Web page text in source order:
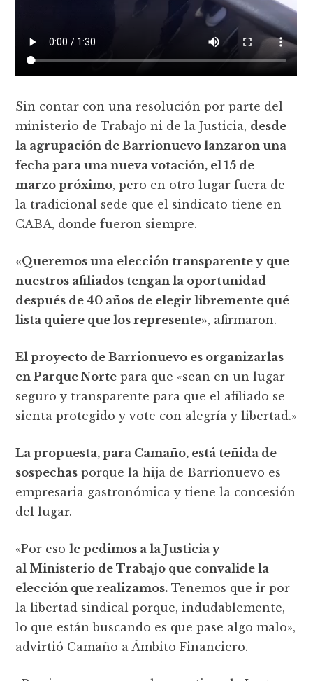
Sin contar con una resolución por parte del
ministerio de Trabajo ni de la Justicia, desde
la agrupación de Barrionuevo lanzaron una
fecha para una nueva votación, el 15 de
marzo próximo, pero en otro lugar fuera de
la tradicional sede que el sindicato tiene en
CABA, donde fueron siempre.
«Queremos una elección transparente y que
nuestros afiliados tengan la oportunidad
después de 40 años de elegir libremente qué
lista quiere que los represente», afirmaron.
El proyecto de Barrionuevo es organizarlas
en Parque Norte para que «sean en un lugar
seguro y transparente para que el afiliado se
sienta protegido y vote con alegría y libertad.»
La propuesta, para Camaño, está teñida de
sospechas porque la hija de Barrionuevo es
empresaria gastronómica y tiene la concesión
del lugar.
«Por esole pedimos a la Justicia y
al Ministerio de Trabajo que convalide la
elección que realizamos. Tenemos que ir por
la libertad sindical porque, indudablemente,
lo que están buscando es que pase algo malo»,
advirtió Camaño a Ámbito Financiero.